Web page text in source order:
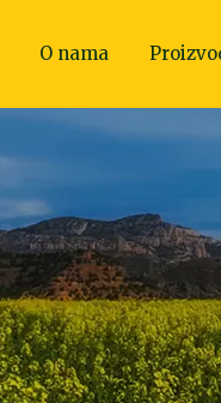
O nama